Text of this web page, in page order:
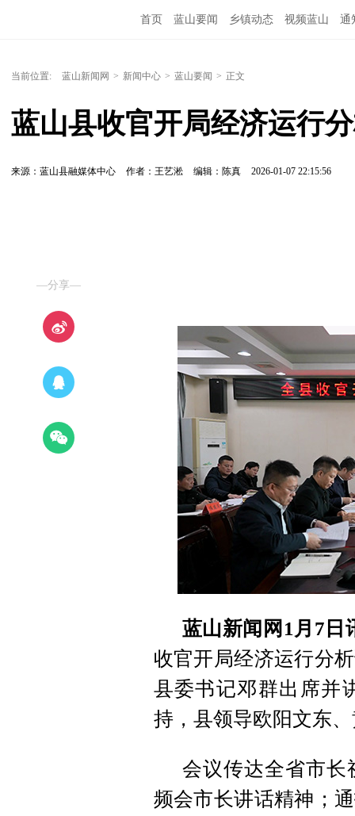
首页 蓝山要闻 乡镇动态 视频蓝山 通
当前位置: 蓝山新闻网 > 新闻中心 > 蓝山要闻 > 正文
蓝山县收官开局经济运行
来源：蓝山县融媒体中心 作者：王艺淞 编辑：陈真 2026-01-07 22:15:56
—分享—
蓝山新闻网1月7日
收官开局经济运行分
县委书记邓群出席并
持，县领导欧阳文东
会议传达全省市长
频会市长讲话精神；